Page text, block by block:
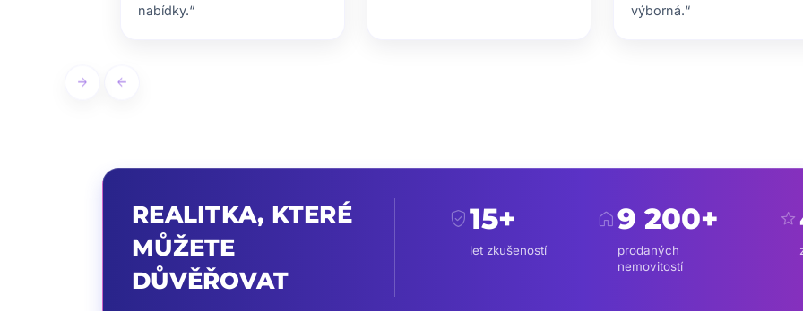
nabídky.“
výborná.“
arrow_back
arrow_forward
REALITKA, KTERÉ
MŮŽETE
DŮVĚŘOVAT
verified_user15+
let zkušeností
home9 200+
prodaných
nemovitostí
star